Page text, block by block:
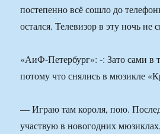
постепенно всё сошло до
остался. Телевизор в эту ночь не
«АиФ-Петербург»: -: Зато сами в
потому что снялись в мюзикле
— Играю там короля, пою.
участвую в новогодних